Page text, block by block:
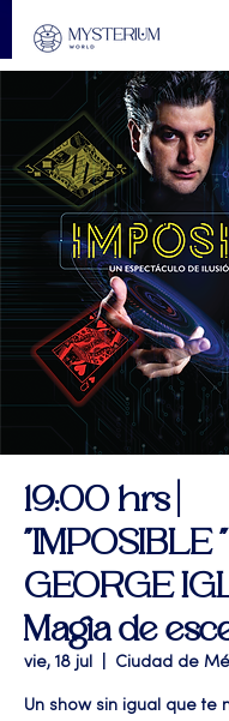
19:00 hrs |
"IMPOSIBLE "
GEORGE
Magia de
vie, 18 jul Ciudad de
Un show sin igual que te